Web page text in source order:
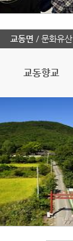
교동면 / 문화유산
교동향교